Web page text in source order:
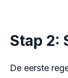
Stap 2:
De eerste